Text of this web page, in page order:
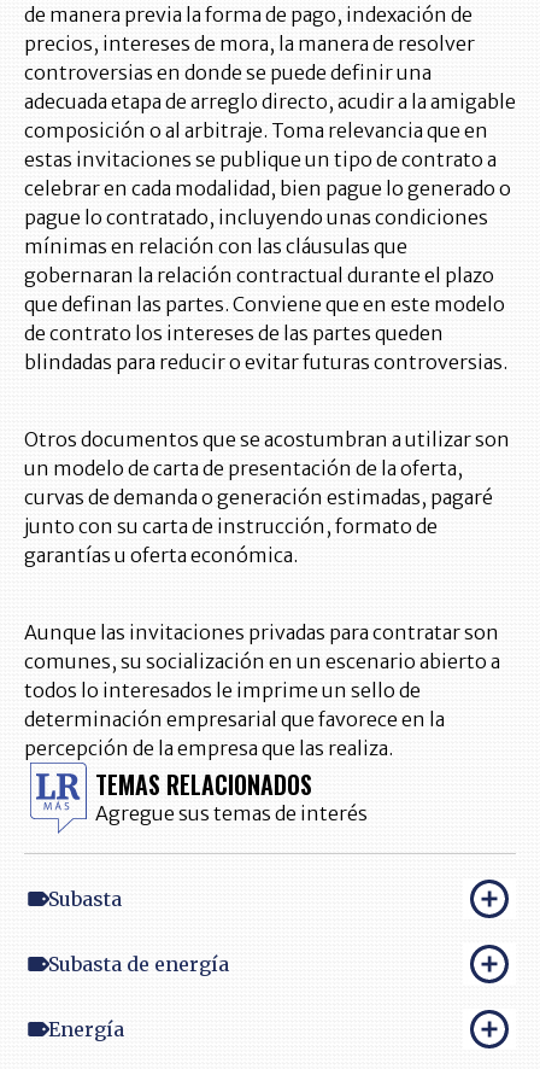
de manera previa la forma de pago, indexación de
precios, intereses de mora, la manera de resolver
controversias en donde se puede definir una
adecuada etapa de arreglo directo, acudir a la amigable
composición o al arbitraje. Toma relevancia que en
estas invitaciones se publique un tipo de contrato a
celebrar en cada modalidad, bien pague lo generado o
pague lo contratado, incluyendo unas condiciones
mínimas en relación con las cláusulas que
gobernaran la relación contractual durante el plazo
que definan las partes. Conviene que en este modelo
de contrato los intereses de las partes queden
blindadas para reducir o evitar futuras controversias.
Otros documentos que se acostumbran a utilizar son
un modelo de carta de presentación de la oferta,
curvas de demanda o generación estimadas, pagaré
junto con su carta de instrucción, formato de
garantías u oferta económica.
Aunque las invitaciones privadas para contratar son
comunes, su socialización en un escenario abierto a
todos lo interesados le imprime un sello de
determinación empresarial que favorece en la
percepción de la empresa que las realiza.
TEMAS RELACIONADOS
Agregue sus temas de interés
Subasta
Subasta de energía
Energía